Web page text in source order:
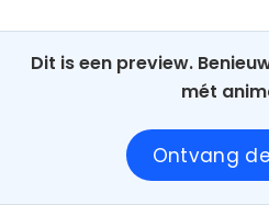
Dit is een preview.
mét
Ontvang